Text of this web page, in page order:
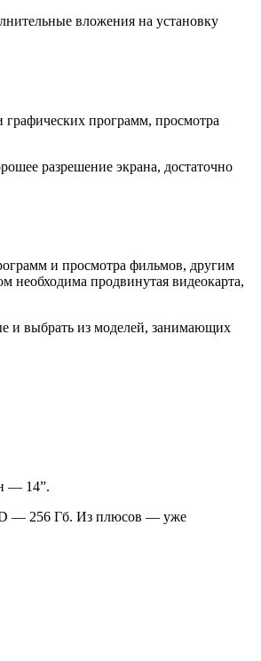
вложения на установку
программ, просмотра
разрешение экрана, достаточно
и просмотра фильмов, другим
необходима продвинутая видеокарта,
и выбрать из моделей, занимающих
— 14”.
— 256 Гб. Из плюсов — уже